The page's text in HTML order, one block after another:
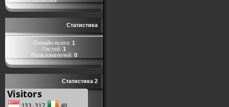
Статистика
Онлайн всего: 1
Гостей: 1
Пользователей: 0
Статистика 2